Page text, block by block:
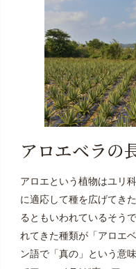
アロエベラの
アロエという植物はユリ
に適応して種を広げてき
るともいわれているそう
れてきた種類が「アロエ
ン語で「真の」という意